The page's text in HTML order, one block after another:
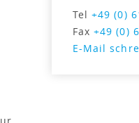
Tel+49 (0)
Fax+49 (0)
E-Mail